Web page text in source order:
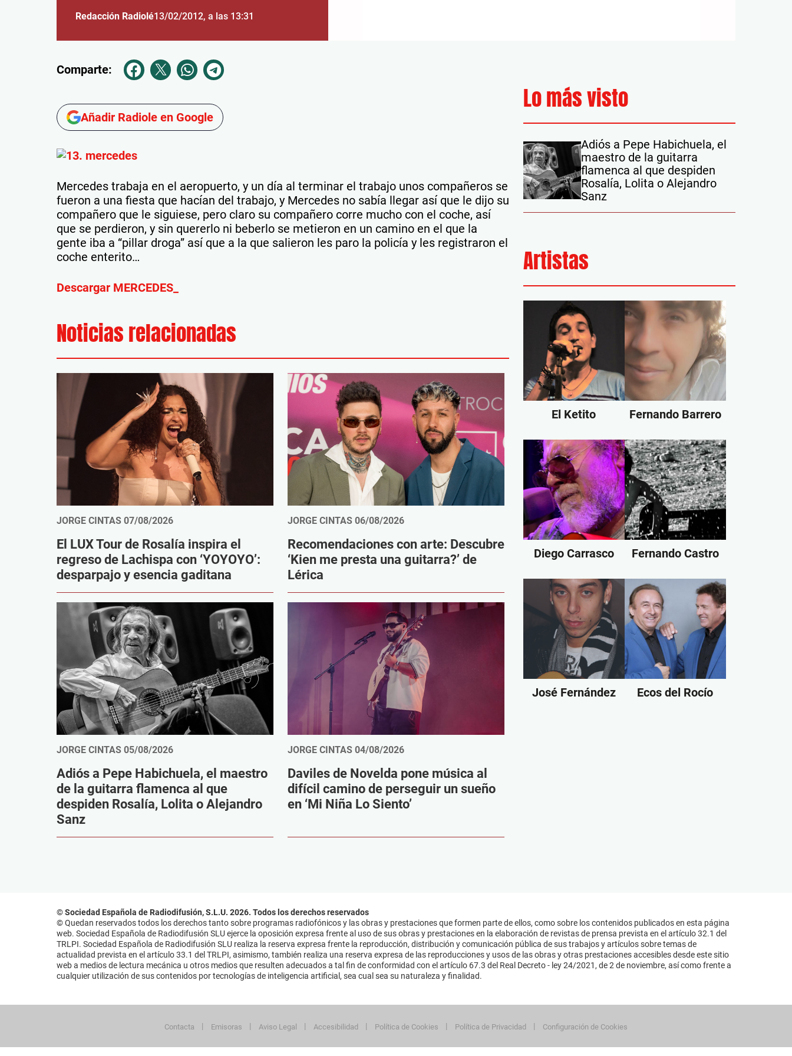
Redacción Radiolé13/02/2012, a las 13:31
Comparte:
Añadir Radiole en Google
Mercedes trabaja en el aeropuerto, y un día al terminar el trabajo unos compañeros se
fueron a una fiesta que hacían del trabajo, y Mercedes no sabía llegar así que le dijo su
compañero que le siguiese, pero claro su compañero corre mucho con el coche, así
que se perdieron, y sin quererlo ni beberlo se metieron en un camino en el que la
gente iba a “pillar droga” así que a la que salieron les paro la policía y les registraron el
coche enterito…
Descargar MERCEDES_
Noticias relacionadas
JORGE CINTAS 07/08/2026
El LUX Tour de Rosalía inspira el
regreso de Lachispa con ‘YOYOYO’:
desparpajo y esencia gaditana
JORGE CINTAS 06/08/2026
Recomendaciones con arte: Descubre
‘Kien me presta una guitarra?’ de
Lérica
JORGE CINTAS 05/08/2026
Adiós a Pepe Habichuela, el maestro
de la guitarra flamenca al que
despiden Rosalía, Lolita o Alejandro
Sanz
JORGE CINTAS 04/08/2026
Daviles de Novelda pone música al
difícil camino de perseguir un sueño
en ‘Mi Niña Lo Siento’
Lo más visto
Adiós a Pepe Habichuela, el
maestro de la guitarra
flamenca al que despiden
Rosalía, Lolita o Alejandro
Sanz
Artistas
El Ketito Fernando Barrero
Diego Carrasco Fernando Castro
José Fernández Ecos del Rocío
© Sociedad Española de Radiodifusión, S.L.U. 2026. Todos los derechos reservados
© Quedan reservados todos los derechos tanto sobre programas radiofónicos y las obras y prestaciones que formen parte de ellos, como sobre los contenidos publicados en esta página
web. Sociedad Española de Radiodifusión SLU ejerce la oposición expresa frente al uso de sus obras y prestaciones en la elaboración de revistas de prensa prevista en el artículo 32.1 del
TRLPI. Sociedad Española de Radiodifusión SLU realiza la reserva expresa frente la reproducción, distribución y comunicación pública de sus trabajos y artículos sobre temas de
actualidad prevista en el artículo 33.1 del TRLPI, asimismo, también realiza una reserva expresa de las reproducciones y usos de las obras y otras prestaciones accesibles desde este sitio
web a medios de lectura mecánica u otros medios que resulten adecuados a tal fin de conformidad con el artículo 67.3 del Real Decreto - ley 24/2021, de 2 de noviembre, así como frente a
cualquier utilización de sus contenidos por tecnologías de inteligencia artificial, sea cual sea su naturaleza y finalidad.
Contacta Emisoras Aviso Legal Accesibilidad Política de Cookies Política de Privacidad Configuración de Cookies